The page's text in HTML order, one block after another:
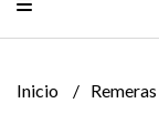
Inicio Remeras